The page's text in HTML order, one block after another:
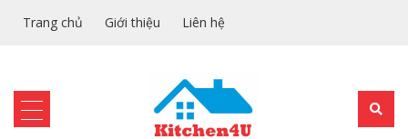
Trang chủ Giới thiệu Liên hệ